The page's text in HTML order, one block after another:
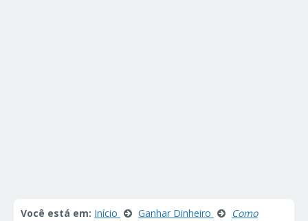
Você está em: Início Ganhar Dinheiro
Como